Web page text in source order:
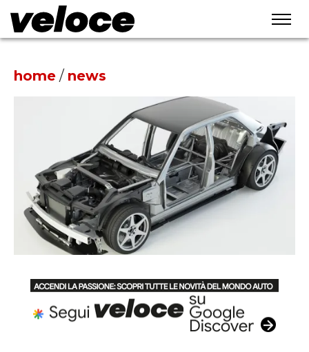
home / news